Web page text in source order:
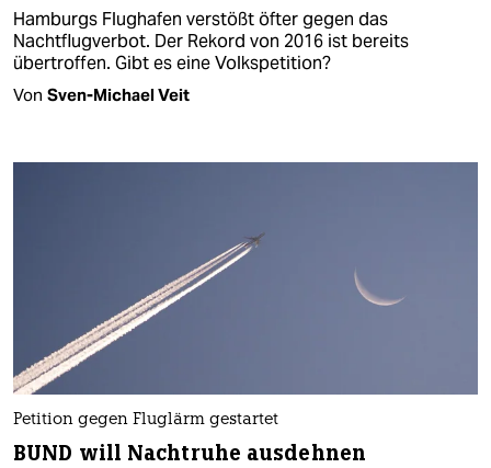
Hamburgs Flughafen verstößt öfter gegen das
Nachtflugverbot. Der Rekord von 2016 ist bereits
übertroffen. Gibt es eine Volkspetition?
Von Sven-Michael Veit
Petition gegen Fluglärm gestartet
BUND will Nachtruhe ausdehnen